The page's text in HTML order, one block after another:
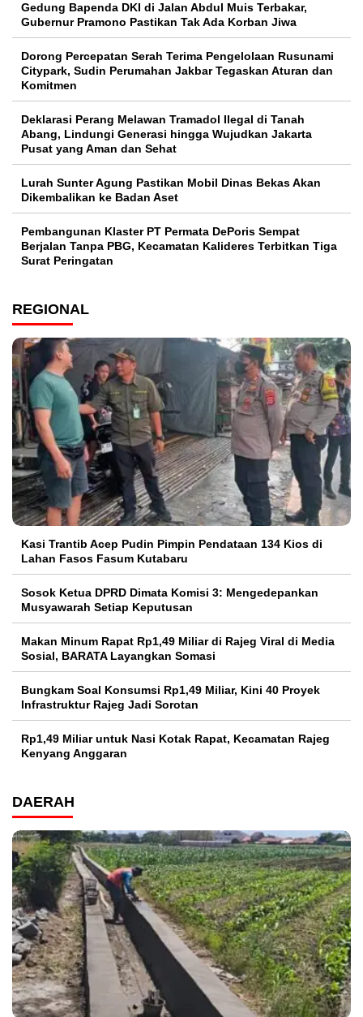
Gedung Bapenda DKI di Jalan Abdul Muis Terbakar,
Gubernur Pramono Pastikan Tak Ada Korban Jiwa
Dorong Percepatan Serah Terima Pengelolaan Rusunami
Citypark, Sudin Perumahan Jakbar Tegaskan Aturan dan
Komitmen
Deklarasi Perang Melawan Tramadol Ilegal di Tanah
Abang, Lindungi Generasi hingga Wujudkan Jakarta
Pusat yang Aman dan Sehat
Lurah Sunter Agung Pastikan Mobil Dinas Bekas Akan
Dikembalikan ke Badan Aset
Pembangunan Klaster PT Permata DePoris Sempat
Berjalan Tanpa PBG, Kecamatan Kalideres Terbitkan Tiga
Surat Peringatan
REGIONAL
Kasi Trantib Acep Pudin Pimpin Pendataan 134 Kios di
Lahan Fasos Fasum Kutabaru
Sosok Ketua DPRD Dimata Komisi 3: Mengedepankan
Musyawarah Setiap Keputusan
Makan Minum Rapat Rp1,49 Miliar di Rajeg Viral di Media
Sosial, BARATA Layangkan Somasi
Bungkam Soal Konsumsi Rp1,49 Miliar, Kini 40 Proyek
Infrastruktur Rajeg Jadi Sorotan
Rp1,49 Miliar untuk Nasi Kotak Rapat, Kecamatan Rajeg
Kenyang Anggaran
DAERAH